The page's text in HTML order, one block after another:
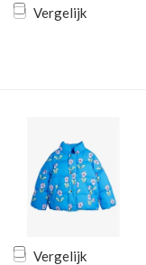
Vergelijk
Vergelijk